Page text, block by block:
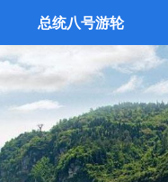
总统八号游轮